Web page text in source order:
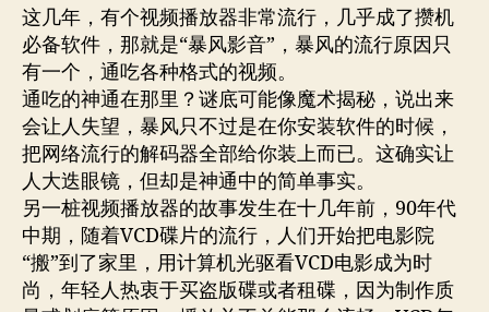
的
迷
途
这几年，有个视频播放器非常流行，几乎成了攒机
必备软件，那就是“暴风影音”，暴风的流行原因只
有一个，通吃各种格式的视频。
通吃的神通在那里？谜底可能像魔术揭秘，说出来
会让人失望，暴风只不过是在你安装软件的时候，
把网络流行的解码器全部给你装上而已。这确实让
人大迭眼镜，但却是神通中的简单事实。
另一桩视频播放器的故事发生在十几年前，90年代
中期，随着VCD碟片的流行，人们开始把电影院
“搬”到了家里，用计算机光驱看VCD电影成为时
尚，年轻人热衷于买盗版碟或者租碟，因为制作质